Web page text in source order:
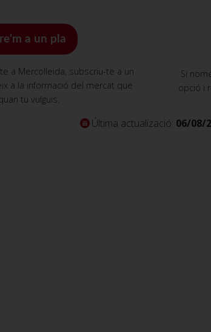
a un pla
a Mercolleida, subscriu-te a un
a la informació del mercat que
tu vulguis.
Si
opció i
Última actualizació: 06/08/